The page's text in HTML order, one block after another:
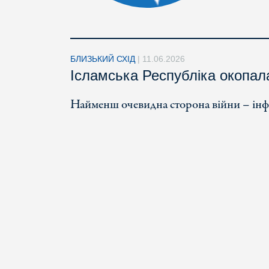
БЛИЗЬКИЙ СХІД | 11.06.2026
Ісламська Республіка
Найменш очевидна сторона війни –